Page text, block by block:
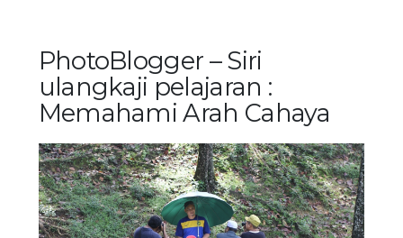
PhotoBlogger – Siri
ulangkaji pelajaran :
Memahami Arah Cahaya